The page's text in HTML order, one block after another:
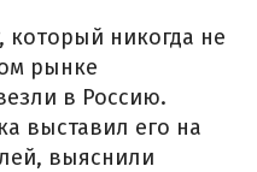
который никогда не
рынке
в Россию.
выставил его на
выяснили